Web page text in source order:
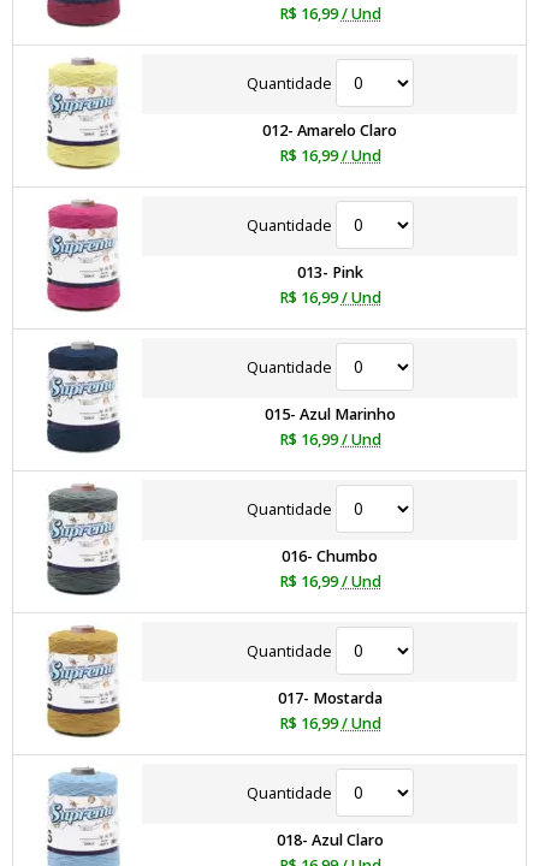
R$ 16,99 / Und
Quantidade
012- Amarelo Claro
R$ 16,99 / Und
Quantidade
013- Pink
R$ 16,99 / Und
Quantidade
015- Azul Marinho
R$ 16,99 / Und
Quantidade
016- Chumbo
R$ 16,99 / Und
Quantidade
017- Mostarda
R$ 16,99 / Und
Quantidade
018- Azul Claro